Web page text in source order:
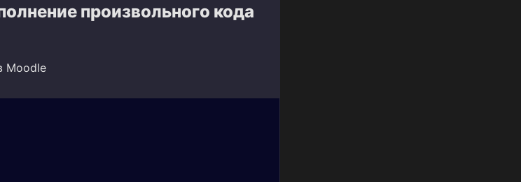
произвольного кода
Moodle